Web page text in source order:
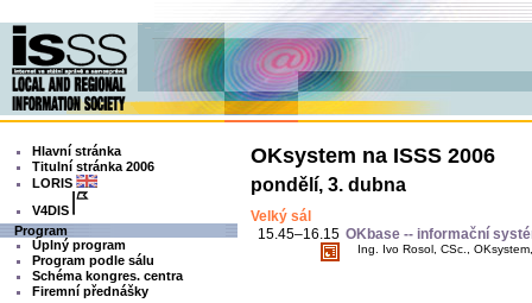
Hlavní stránka
Titulní stránka 2006
LORIS
V4DIS
Program
Úplný program
Program podle sálu
Schéma kongres. centra
Firemní přednášky
OKsystem na ISSS 2006
pondělí, 3. dubna
Velký sál
15.45–16.15 OKbase -- informační
Ing. Ivo Rosol, CSc.,